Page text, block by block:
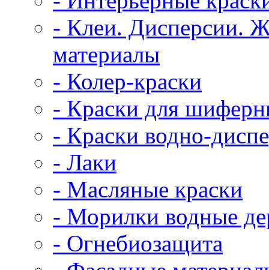
- Клеи. Дисперсии.
материалы
- Колер-краски
- Краски для
- Краски водно-
- Лаки
- Масляные краски
- Морилки водные
- Огнебиозащита